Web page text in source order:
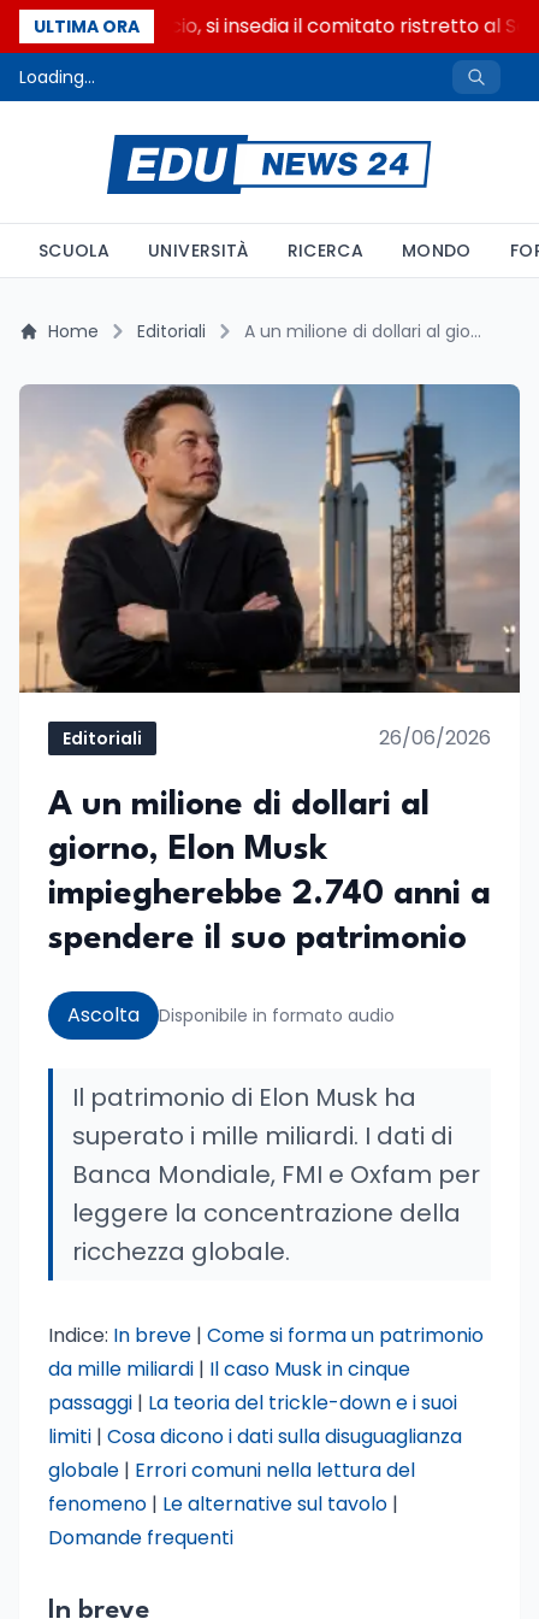
ULTIMA ORA
Riforma del calcio, si insedia il comitato ristretto al
Loading...
SCUOLA UNIVERSITÀ RICERCA MONDO
Home Editoriali A un milione di dollari al giorno, Elon Musk impiegherebbe 2.740 anni a spendere il suo patrimonio
Editoriali 26/06/2026
A un milione di dollari al
giorno, Elon Musk
impiegherebbe 2.740 anni a
spendere il suo patrimonio
Ascolta Disponibile in formato audio
Il patrimonio di Elon Musk ha
superato i mille miliardi. I dati di
Banca Mondiale, FMI e Oxfam per
leggere la concentrazione della
ricchezza globale.
Indice: In breve | Come si forma un patrimonio
da mille miliardi | Il caso Musk in cinque
passaggi | La teoria del trickle-down e i suoi
limiti | Cosa dicono i dati sulla disuguaglianza
globale | Errori comuni nella lettura del
fenomeno | Le alternative sul tavolo |
Domande frequenti
In breve